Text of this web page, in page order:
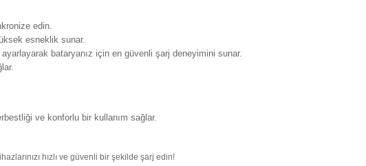
edin.
esneklik sunar.
bataryanız için en güvenli şarj deneyimini sunar.
ve konforlu bir kullanım sağlar.
hızlı ve güvenli bir şekilde şarj edin!